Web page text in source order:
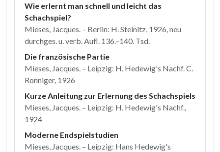
Wie erlernt man schnell und leicht das
Schachspiel?
Mieses, Jacques. – Berlin: H. Steinitz, 1926, neu
durchges. u. verb. Aufl. 136.–140. Tsd.
Die französische Partie
Mieses, Jacques. – Leipzig: H. Hedewig's Nachf. C.
Ronniger, 1926
Kurze Anleitung zur Erlernung des Schachspiels
Mieses, Jacques. – Leipzig: H. Hedewig's Nachf.,
1924
Moderne Endspielstudien
Mieses, Jacques. – Leipzig: Hans Hedewig's